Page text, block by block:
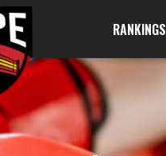
RANKINGS